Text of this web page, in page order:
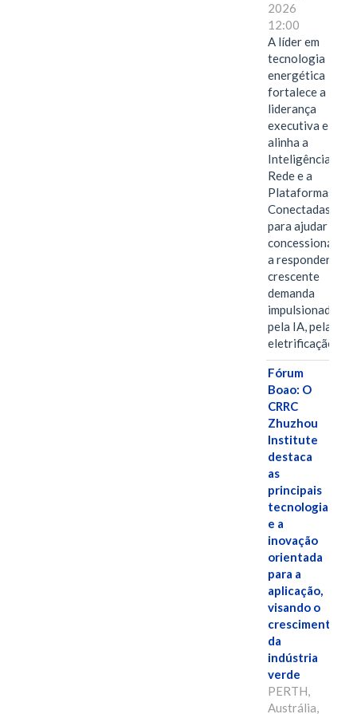
2026
12:00
A líder em
tecnologia
energética
fortalece a
liderança
executiva e
alinha a
Inteligência de
Rede e a
Plataformas
Conectadas
para ajudar as
concessionárias
a responder à
crescente
demanda
impulsionada
pela IA, pela
eletrificação…
Fórum
Boao: O
CRRC
Zhuzhou
Institute
destaca
as
principais
tecnologias
e a
inovação
orientada
para a
aplicação,
visando o
crescimento
da
indústria
verde
PERTH,
Austrália,